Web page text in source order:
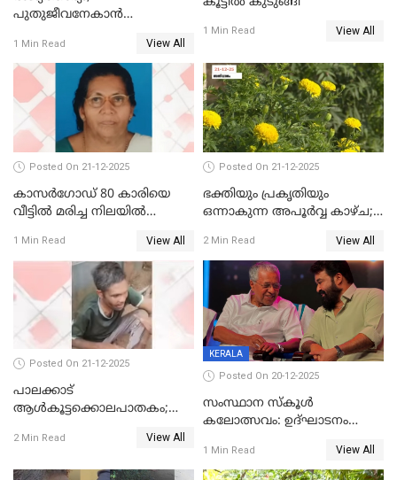
പുതുജീവനേകാൻ
എറണാകുളം സർക്കാർ
ജനറൽ
ആശുപത്രിയിലെത്തിച്ചു
1 Min Read View All
1 Min Read View All
Posted On 21-12-2025
കാസർഗോഡ് 80 കാരിയെ
വീട്ടിൽ മരിച്ച നിലയിൽ
1 Min Read View All
Posted On 21-12-2025
ഭക്തിയും പ്രകൃതിയും
ഒന്നാകുന്ന അപൂര്‍വ്വ കാഴ്ച;
കാഴ്ചാനുഭവമൊരുക്കി
ശബരീ നന്ദനം
2 Min Read View All
Posted On 21-12-2025
പാലക്കാട്‌
ആൾകൂട്ടക്കൊലപാതകം;
ഊർജ്ജിതമാക്കിമാക്കി
2 Min Read View All
KERALA
Posted On 20-12-2025
സംസ്ഥാന സ്കൂൾ
കലോത്സവം: ഉദ്ഘാടനം
മുഖ്യാതിഥിയായി
മോഹൻലാൽ
1 Min Read View All